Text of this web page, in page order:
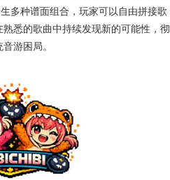
多种谱面组合，玩家可以自由拼接歌
悉的歌曲中持续发现新的可能性，彻
游困局。